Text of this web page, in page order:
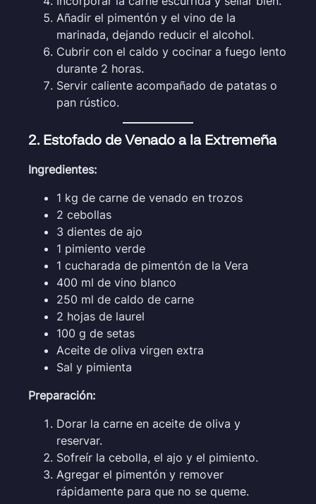
Añadir el pimentón y el vino de la
marinada, dejando reducir el alcohol.
Cubrir con el caldo y cocinar a fuego lento
durante 2 horas.
Servir caliente acompañado de patatas o
pan rústico.
2. Estofado de Venado a la Extremeña
Ingredientes:
1 kg de carne de venado en trozos
2 cebollas
3 dientes de ajo
1 pimiento verde
1 cucharada de pimentón de la Vera
400 ml de vino blanco
250 ml de caldo de carne
2 hojas de laurel
100 g de setas
Aceite de oliva virgen extra
Sal y pimienta
Preparación:
Dorar la carne en aceite de oliva y
reservar.
Sofreír la cebolla, el ajo y el pimiento.
Agregar el pimentón y remover
rápidamente para que no se queme.